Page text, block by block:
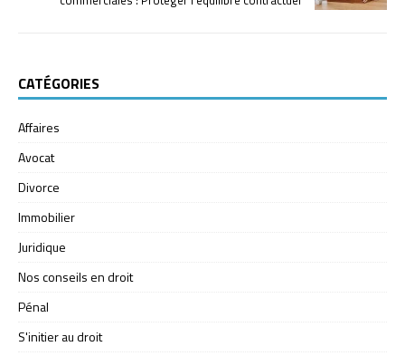
CATÉGORIES
Affaires
Avocat
Divorce
Immobilier
Juridique
Nos conseils en droit
Pénal
S'initier au droit